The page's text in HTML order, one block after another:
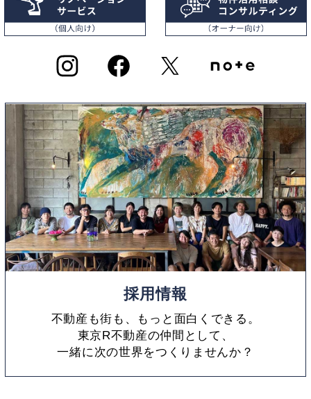
採用情報
不動産も街も、もっと面白くできる。
東京R不動産の仲間として、
一緒に次の世界をつくりませんか？